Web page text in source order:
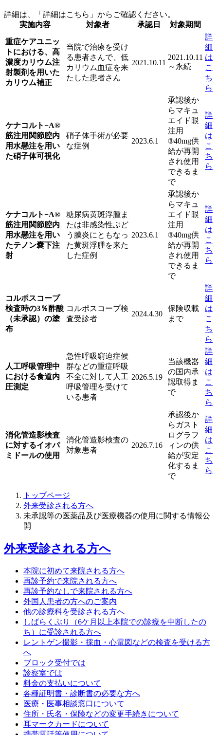
詳細は、「詳細はこちら」からご確認ください。
実施内容
対象者 承認日 対象期間
重症ケアユニッ
トにおける、高
濃度カリウム注
射製剤を用いた
カリウム補正
当院で治療を受け
る患者さんで、低
カリウム血症を来
たした患者さん
2021.10.11
2021.10.11
～永続
詳
細
は
こ
ち
ら
ケナコルト−A®
筋注用関節腔内
用水懸注を用い
た硝子体可視化
硝子体手術が必要
な症例
2023.6.1
承認後か
らマキュ
エイド眼
注用
®40mg供
給が再開
され使用
できるま
で
詳
細
は
こ
ち
ら
ケナコルト−A®
筋注用関節腔内
用水懸注を用い
たテノン嚢下注
射
糖尿病黄斑浮腫ま
たは非感染性ぶど
う膜炎にともなっ
た黄斑浮腫を来た
した症例
2023.6.1
承認後か
らマキュ
エイド眼
注用
®40mg供
給が再開
され使用
できるま
で
詳
細
は
こ
ち
ら
コルポスコープ
検査時の3％酢酸
（未承認）の塗
布
コルポスコープ検
査受診者
2024.4.30
保険収載
まで
詳
細
は
こ
ち
ら
人工呼吸管理中
における食道内
圧測定
急性呼吸窮迫症候
群などの重症呼吸
不全に対して人工
呼吸管理を受けて
いる患者
2026.5.19
当該機器
の国内承
認取得ま
で
詳
細
は
こ
ち
ら
消化管造影検査
に対するイオパ
ミドールの使用
消化管造影検査の
対象患者
2026.7.16
承認後か
らガスト
ログラフ
ィンの供
給が安定
化するま
で
詳
細
は
こ
ち
ら
トップページ
外来受診される方へ
未承認等の医薬品及び医療機器の使用に関する情報公
開
外来受診される方へ
本院に初めて来院される方へ
再診予約で来院される方へ
再診予約なしで来院される方へ
外国人患者の方へのご案内
他の診療科を受診される方へ
しばらくぶり（6ケ月以上本院での診療を中断したの
ち）に受診される方へ
レントゲン撮影・採血・心電図などの検査を受ける方
へ
ブロック受付では
診察室では
料金の支払いについて
各種証明書・診断書の必要な方へ
医療・医事相談窓口について
住所・氏名・保険などの変更手続きについて
耳マークカードについて